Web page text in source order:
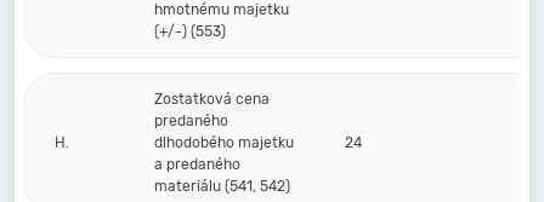
hmotnému majetku
(+/-) (553)
H.
Zostatková cena
predaného
dlhodobého majetku
a predaného
materiálu (541, 542)
24